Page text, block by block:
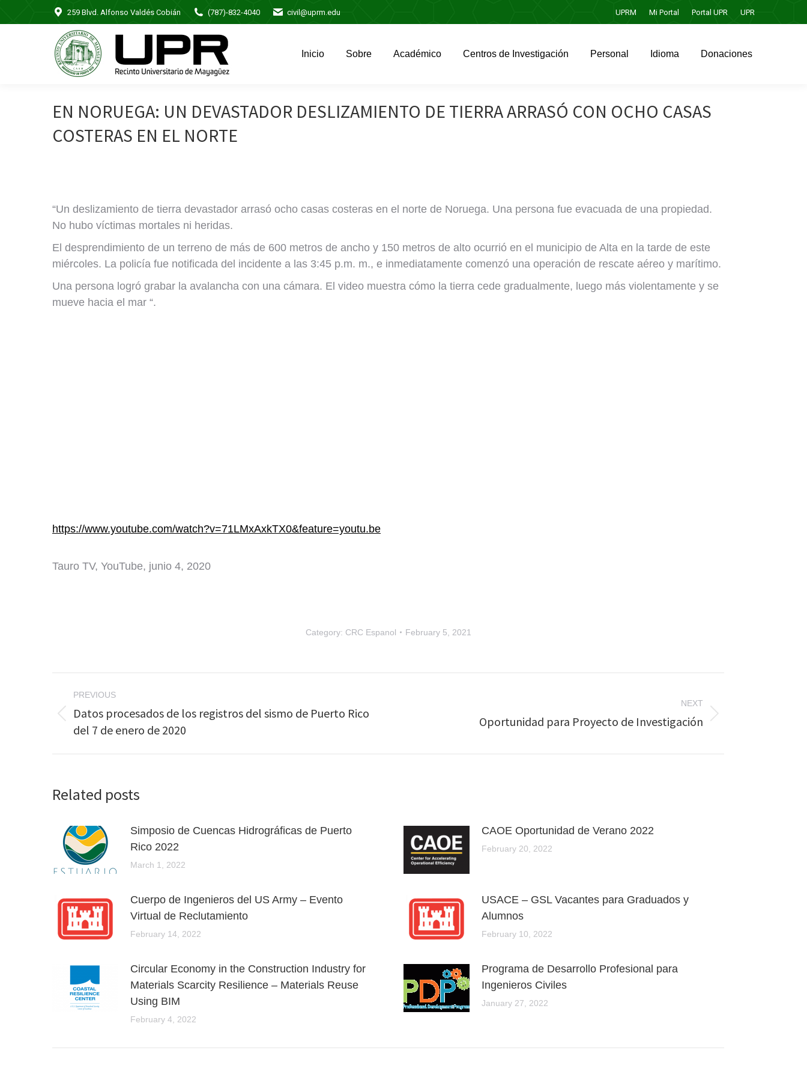
259 Blvd. Alfonso Valdés Cobián (787)-832-4040 civil@uprm.edu UPRM Mi Portal Portal UPR UPR
Inicio Sobre Académico Centros de Investigación Personal Idioma Donaciones
EN NORUEGA: UN DEVASTADOR DESLIZAMIENTO DE TIERRA ARRASÓ CON OCHO CASAS
COSTERAS EN EL NORTE
“Un deslizamiento de tierra devastador arrasó ocho casas costeras en el norte de Noruega. Una persona fue evacuada de una propiedad.
No hubo víctimas mortales ni heridas.
El desprendimiento de un terreno de más de 600 metros de ancho y 150 metros de alto ocurrió en el municipio de Alta en la tarde de este
miércoles. La policía fue notificada del incidente a las 3:45 p.m. m., e inmediatamente comenzó una operación de rescate aéreo y marítimo.
Una persona logró grabar la avalancha con una cámara. El video muestra cómo la tierra cede gradualmente, luego más violentamente y se
mueve hacia el mar “.
https://www.youtube.com/watch?v=71LMxAxkTX0&feature=youtu.be
Tauro TV, YouTube, junio 4, 2020
Category: CRC Espanol February 5, 2021
navigation
PREVIOUS
Previous
post:
Datos procesados de los registros del sismo de Puerto Rico
del 7 de enero de 2020
NEXT
Oportunidad para Proyecto de Investigación
Related posts
Simposio de Cuencas Hidrográficas de Puerto
Rico 2022
March 1, 2022
CAOE Oportunidad de Verano 2022
February 20, 2022
Cuerpo de Ingenieros del US Army – Evento
Virtual de Reclutamiento
February 14, 2022
USACE – GSL Vacantes para Graduados y
Alumnos
February 10, 2022
Circular Economy in the Construction Industry for
Materials Scarcity Resilience – Materials Reuse
Using BIM
February 4, 2022
Programa de Desarrollo Profesional para
Ingenieros Civiles
January 27, 2022